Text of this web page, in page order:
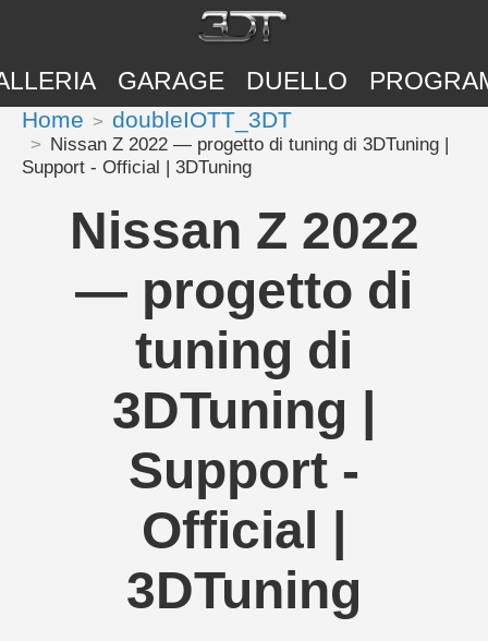
GARAGE DUELLO
Home doubleIOTT_3DT
Nissan Z 2022 — progetto di tuning di 3DTuning |
Support - Official | 3DTuning
Nissan Z 2022
— progetto di
tuning di
3DTuning |
Support -
Official |
3DTuning